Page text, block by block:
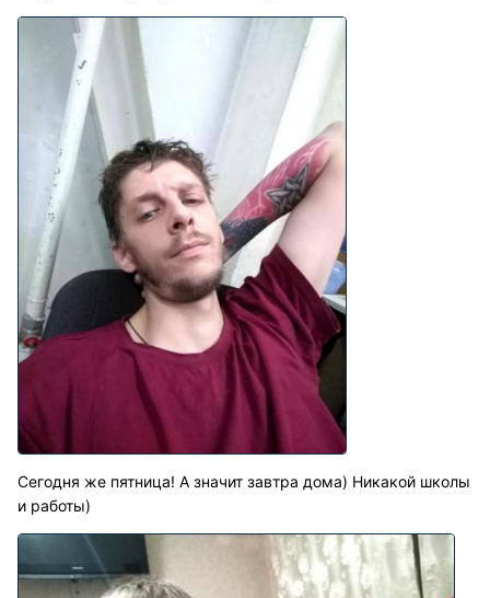
Сегодня же пятница! А значит завтра дома) Никакой школы
и работы)